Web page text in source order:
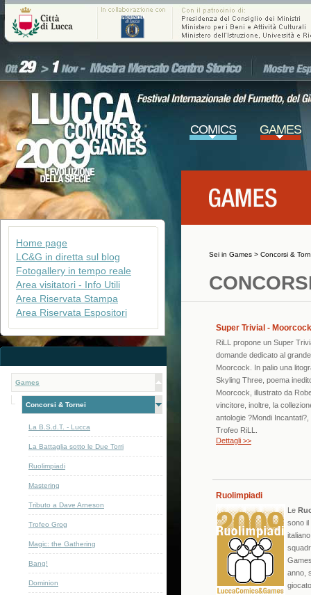
COMICS GAMES
Home page
LC&G in diretta sul blog
Fotogallery in tempo reale
Area visitatori - Info Utili
Area Riservata Stampa
Area Riservata Espositori
Games
Concorsi & Tornei
La B.S.d.T. - Lucca
La Battaglia sotto le Due Torri
Ruolimpiadi
Mastering
Tributo a Dave Arneson
Trofeo Grog
Magic: the Gathering
Bang!
Dominion
Sei in Games > Concorsi &
Super Trivial -
RiLL propone un Super
domande dedicato al
Moorcock. In palio una
Skyling Three, poema
Moorcock, illustrato da
vincitore, inoltre, la
antologie ?Mondi Incantati?,
Trofeo RiLL.
Dettagli >>
Ruolimpiadi
Le
sono il
anno,